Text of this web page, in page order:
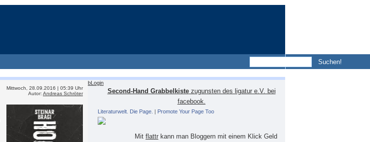
Mittwoch, 28.09.2016 | 05:39 Uhr
Autor: Andreas Schröter
bLogin
Second-Hand Grabbelkistezugunsten des ligatur e.V. bei
facebook.
Literaturwelt. Die Page. | Promote Your Page Too
Mit flattr kann man Bloggern mit einem Klick Geld